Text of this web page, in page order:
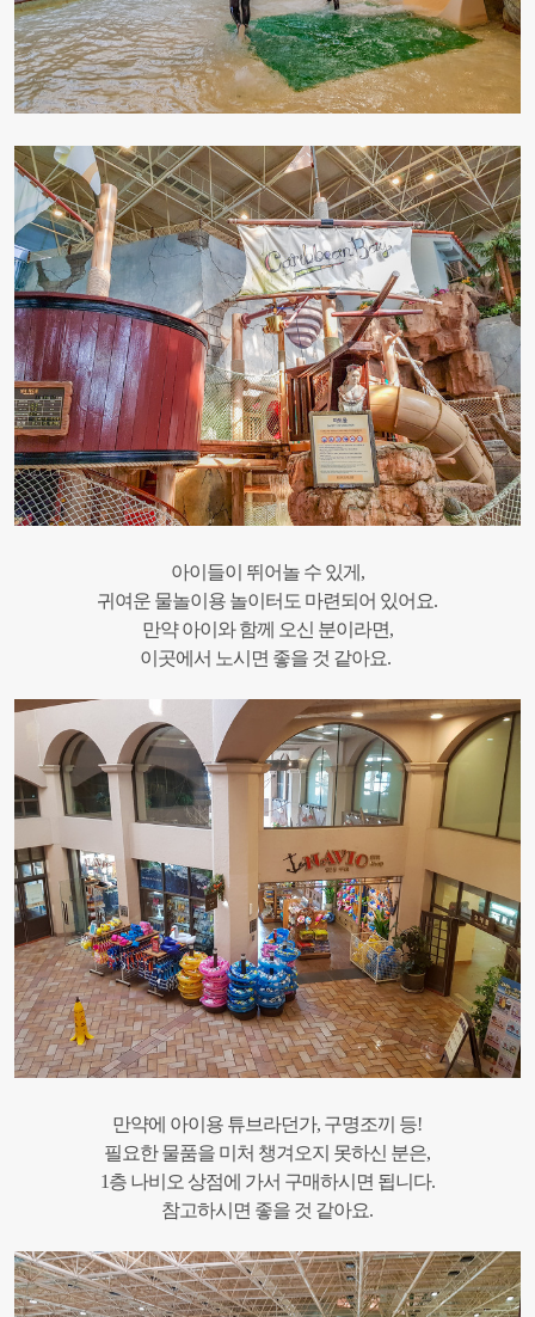
아이들이 뛰어놀 수 있게,
귀여운 물놀이용 놀이터도 마련되어 있어요.
만약 아이와 함께 오신 분이라면,
이곳에서 노시면 좋을 것 같아요.
만약에 아이용 튜브라던가, 구명조끼 등!
필요한 물품을 미처 챙겨오지 못하신 분은,
1층 나비오 상점에 가서 구매하시면 됩니다.
참고하시면 좋을 것 같아요.